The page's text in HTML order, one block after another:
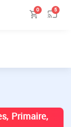
0 5
Primaire,